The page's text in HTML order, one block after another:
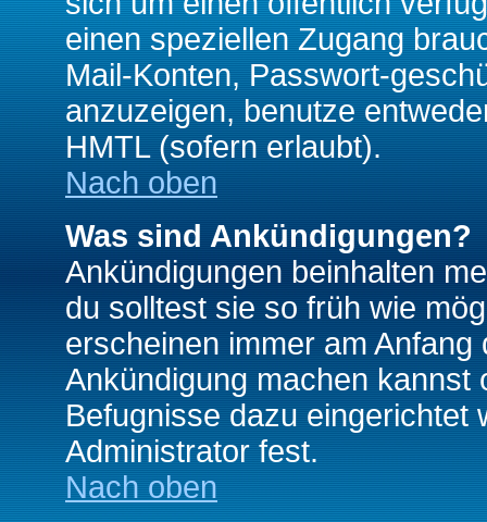
einen speziellen Zugang
Mail-Konten, Passwort-
anzuzeigen, benutze
HMTL (sofern erlaubt).
Nach oben
Was sind Ankündigungen?
Ankündigungen beinhalten
du solltest sie so früh wie
erscheinen immer am
Ankündigung machen kannst
Befugnisse dazu eingerichtet
Administrator fest.
Nach oben